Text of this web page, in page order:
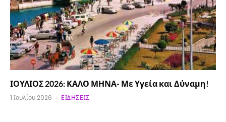
ΙΟΥΛΙΟΣ 2026: ΚΑΛΟ ΜΗΝΑ- Με Υγεία και Δύναμη!
1 Ιουλίου 2026 ΕΙΔΉΣΕΙΣ